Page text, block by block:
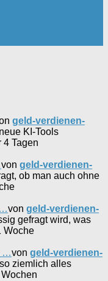
geld-verdienen-
KI-Tools
4 Tagen
von geld-verdienen-
ob man auch ohne
von geld-verdienen-
gefragt wird, was
Woche
…von geld-verdienen-
ziemlich alles